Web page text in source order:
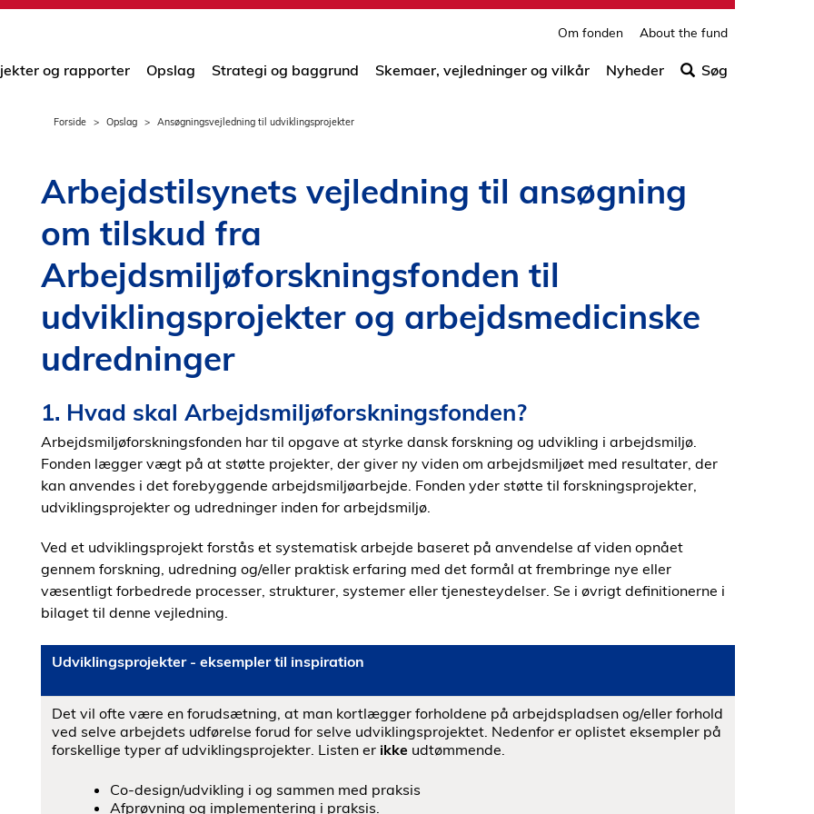
Om fonden About the fund
og rapporter Opslag Strategi og baggrund Skemaer, vejledninger og vilkår Nyheder Søg
Forside Opslag Ansøgningsvejledning til udviklingsprojekter
Arbejdstilsynets vejledning til ansøgning
om tilskud fra
Arbejdsmiljøforskningsfonden til
udviklingsprojekter og arbejdsmedicinske
udredninger
1. Hvad skal Arbejdsmiljøforskningsfonden?
Arbejdsmiljøforskningsfonden har til opgave at styrke dansk forskning og udvikling i arbejdsmiljø.
Fonden lægger vægt på at støtte projekter, der giver ny viden om arbejdsmiljøet med resultater, der
kan anvendes i det forebyggende arbejdsmiljøarbejde. Fonden yder støtte til forskningsprojekter,
udviklingsprojekter og udredninger inden for arbejdsmiljø.
Ved et udviklingsprojekt forstås et systematisk arbejde baseret på anvendelse af viden opnået
gennem forskning, udredning og/eller praktisk erfaring med det formål at frembringe nye eller
væsentligt forbedrede processer, strukturer, systemer eller tjenesteydelser. Se i øvrigt definitionerne i
bilaget til denne vejledning.
Udviklingsprojekter - eksempler til inspiration
Det vil ofte være en forudsætning, at man kortlægger forholdene på arbejdspladsen og/eller forhold
ved selve arbejdets udførelse forud for selve udviklingsprojektet. Nedenfor er oplistet eksempler på
forskellige typer af udviklingsprojekter. Listen er ikke udtømmende.
Co-design/udvikling i og sammen med praksis
Afprøvning og implementering i praksis.